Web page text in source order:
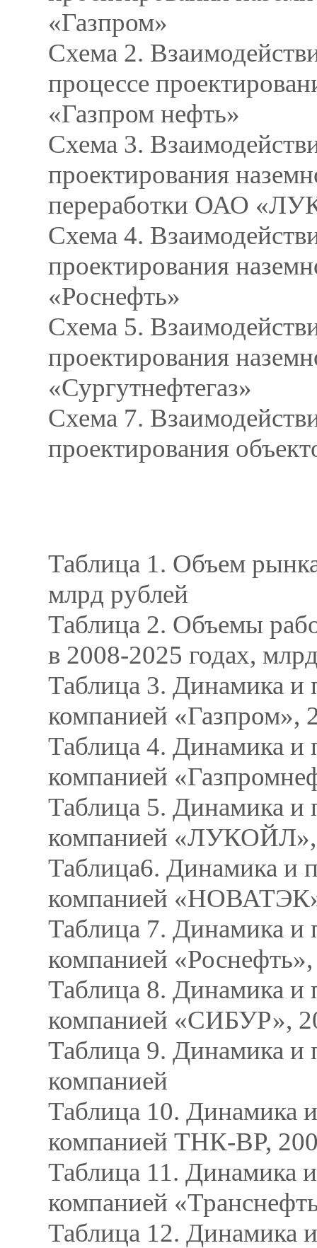
«Газпром»
Схема 2.
процессе
«Газпром нефть»
Схема 3.
проектирования
переработки ОАО
Схема 4.
проектирования
«Роснефть»
Схема 5.
проектирования
«Сургутнефтегаз»
Схема 7.
проектирования
Таблица 1. Объем
млрд рублей
Таблица 2. Объемы
в 2008-2025 годах,
Таблица 3. Динамика и
компанией «Газпром»,
Таблица 4. Динамика и
компанией
Таблица 5. Динамика и
компанией «ЛУКОЙЛ»,
Таблица6. Динамика и
компанией
Таблица 7. Динамика и
компанией
Таблица 8. Динамика и
компанией «СИБУР»,
Таблица 9. Динамика и
компанией
Таблица 10. Динамика
компанией ТНК-BP,
Таблица 11. Динамика
компанией
Таблица 12. Динамика